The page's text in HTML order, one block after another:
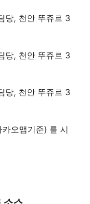
오맵기준) 를 시